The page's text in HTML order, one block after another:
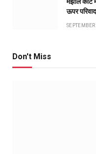
मंझौल कोर्ट
ऊपर
Don't Miss